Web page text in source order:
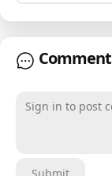
Comment